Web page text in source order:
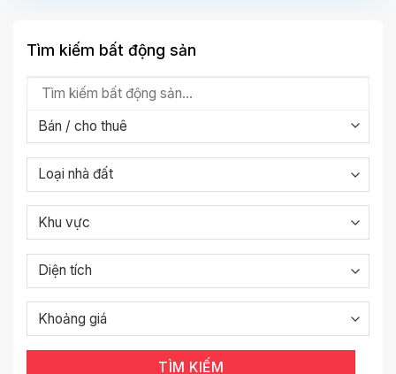
Tìm kiếm bất động sản
TÌM KIẾM